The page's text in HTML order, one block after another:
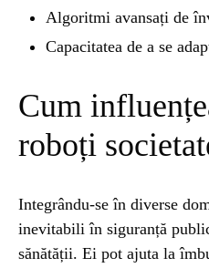
Algoritmi avansați de
Capacitatea de a se
Cum
roboți
Integrându-se în diverse
inevitabili în siguranță
sănătății. Ei pot ajuta la
2 years ago
Espressor paduri
ȘTIINȚA 1 year ago
Ai simțit vreodată